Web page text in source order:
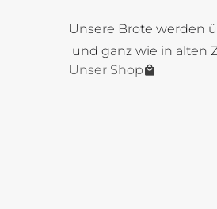
Unsere Brote werden
und ganz wie in alten
Unser Shop